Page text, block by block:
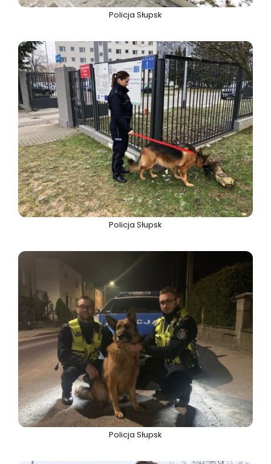
Policja Słupsk
Policja Słupsk
Policja Słupsk